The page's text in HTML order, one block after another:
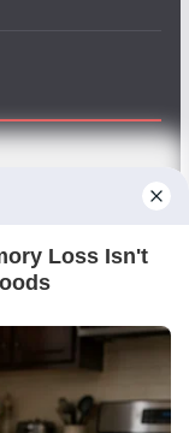
со најновите